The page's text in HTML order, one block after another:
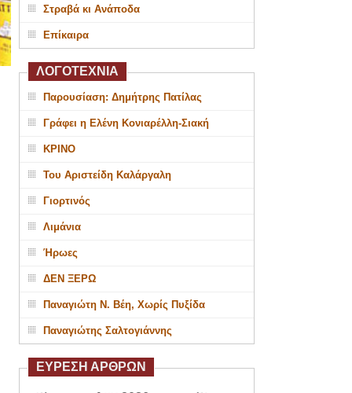
Στραβά κι Ανάποδα
Επίκαιρα
ΛΟΓΟΤΕΧΝΙΑ
Παρουσίαση: Δημήτρης Πατίλας
Γράφει η Ελένη Κονιαρέλλη-Σιακή
ΚΡΙΝΟ
Του Αριστείδη Καλάργαλη
Γιορτινός
Λιμάνια
Ήρωες
ΔΕΝ ΞΕΡΩ
Παναγιώτη Ν. Βέη, Χωρίς Πυξίδα
Παναγιώτης Σαλτογιάννης
ΕΥΡΕΣΗ ΑΡΘΡΩΝ